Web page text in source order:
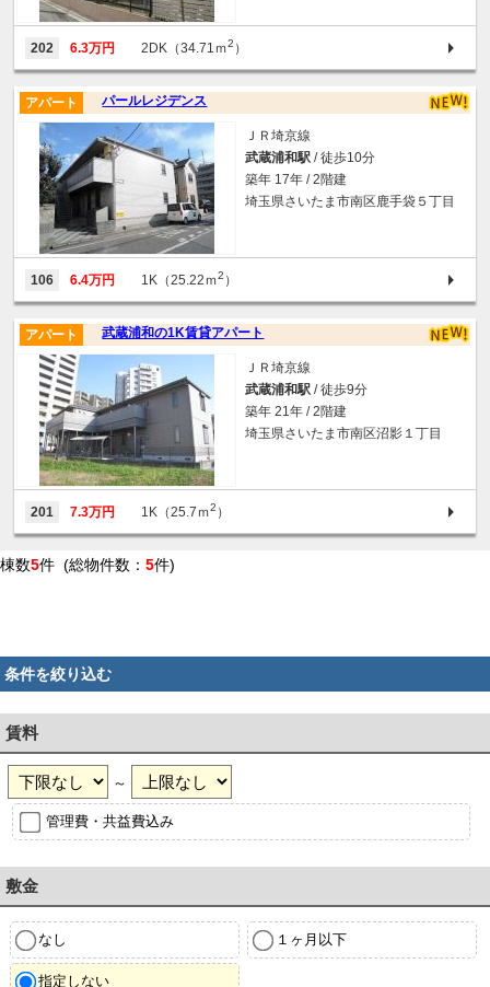
202 6.3万円 2DK（34.71ｍ2 ）
パールレジデンス
アパート
ＪＲ埼京線
武蔵浦和駅 / 徒歩10分
築年 17年 / 2階建
埼玉県さいたま市南区鹿手袋５丁目
106 6.4万円 1K（25.22ｍ2 ）
武蔵浦和の1K賃貸アパート
アパート
ＪＲ埼京線
武蔵浦和駅 / 徒歩9分
築年 21年 / 2階建
埼玉県さいたま市南区沼影１丁目
201 7.3万円 1K（25.7ｍ2 ）
棟数5件 (総物件数： 5件)
条件を絞り込む
賃料
～
管理費・共益費込み
敷金
なし １ヶ月以下
指定しない